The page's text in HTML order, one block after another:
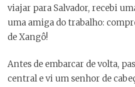
viajar para Salvador, recebi
uma amiga do trabalho:
de Xangô!
Antes de embarcar de volta,
central e vi um senhor de